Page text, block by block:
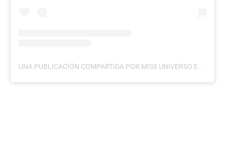
UNA PUBLICACIÓN COMPARTIDA POR MISS UNIVERSO EL SALVADOR (@MISSUNIVERSOSV)